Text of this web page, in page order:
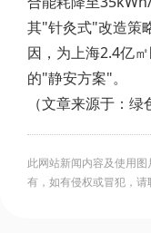
其"针灸式"改造策
因，为上海2.4亿
的"静安方案"。
（文章来源于：绿
此网站新闻内容及使用
有，如有侵权或冒犯，